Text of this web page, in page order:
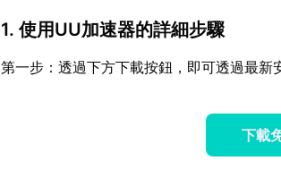
1. 使用UU加速器的詳細步驟
第一步：透過下方下載按鈕，即可透過最新
下載